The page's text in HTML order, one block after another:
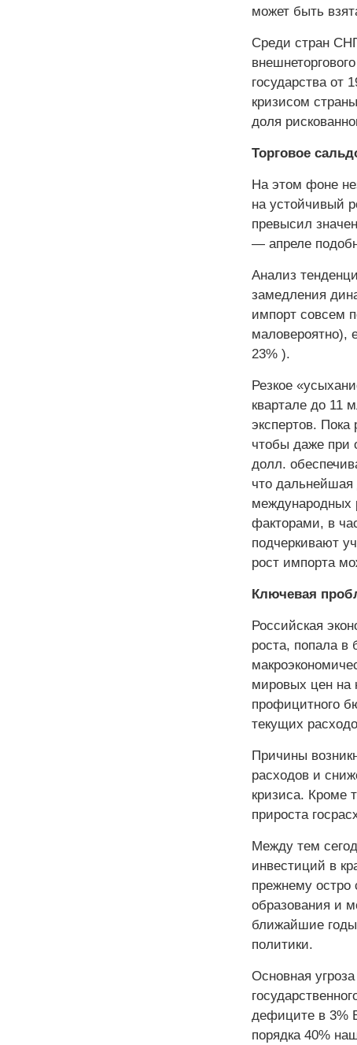
может быть
Среди стран
государства от
кризисом
доля
Торговое
На этом фоне
на устойчивый
превысил
— апреле
Анализ
замедления
импорт совсем
маловероятно),
23% ).
Резкое
квартале до 11
экспертов. Пока
чтобы даже при
долл.
что дальнейшая
международных
факторами, в
подчеркивают
рост импорта
Ключевая
Российская
роста, попала
мировых цен на
профицитного
текущих
Причины
расходов и
кризиса. Кроме
прироста
Между тем
инвестиций в
прежнему остро
образования и
ближайшие годы
политики.
Основная
дефиците в 3%
порядка 40%